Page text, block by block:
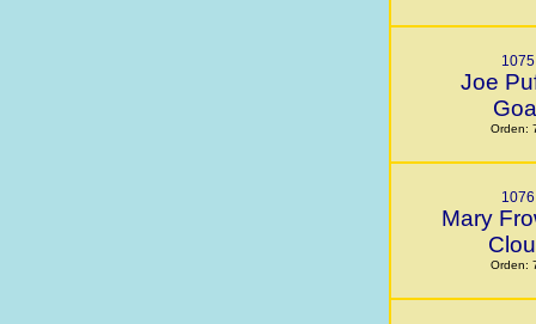
1075
Joe
Orden:
1076
Mary
Orden: